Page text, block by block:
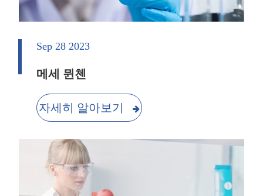
Sep 28 2023
메세 뮌첸
자세히 알아보기